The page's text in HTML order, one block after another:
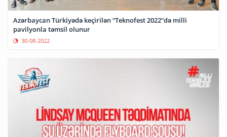
Azərbaycan Türkiyədə keçirilən “Teknofest 2022”də milli
30-08-2022